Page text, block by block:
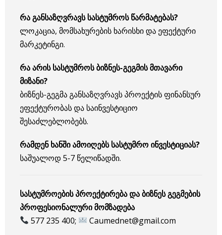
რა განსაზღვრავს სასტუმროს წარმატებას?
ლოკაცია, მომსახურების ხარისხი და ეფექტური
მარკეტინგი.
რა არის სასტუმროს ბიზნეს-გეგმის მთავარი
მიზანი?
ბიზნეს-გეგმა განსაზღვრავს პროექტის ფინანსურ
ეფექტურობას და საინვესტიციო
შესაძლებლობებს.
რამდენ ხანში ამოიღებს სასტუმრო ინვესტიციას?
საშუალოდ 5-7 წელიწადში.
სასტუმროების პროექტირება და ბიზნეს გეგმების
პროფესიონალური მომზადება
577 235 400;
Caumednet@gmail.com